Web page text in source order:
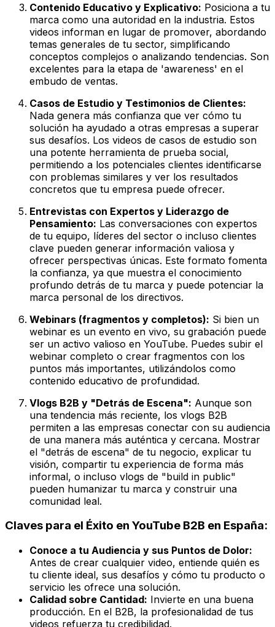
Contenido Educativo y Explicativo: Posiciona a tu
marca como una autoridad en la industria. Estos
videos informan en lugar de promover, abordando
temas generales de tu sector, simplificando
conceptos complejos o analizando tendencias. Son
excelentes para la etapa de 'awareness' en el
embudo de ventas.
Casos de Estudio y Testimonios de Clientes:
Nada genera más confianza que ver cómo tu
solución ha ayudado a otras empresas a superar
sus desafíos. Los videos de casos de estudio son
una potente herramienta de prueba social,
permitiendo a los potenciales clientes identificarse
con problemas similares y ver los resultados
concretos que tu empresa puede ofrecer.
Entrevistas con Expertos y Liderazgo de
Pensamiento: Las conversaciones con expertos
de tu equipo, líderes del sector o incluso clientes
clave pueden generar información valiosa y
ofrecer perspectivas únicas. Este formato fomenta
la confianza, ya que muestra el conocimiento
profundo detrás de tu marca y puede potenciar la
marca personal de los directivos.
Webinars (fragmentos y completos): Si bien un
webinar es un evento en vivo, su grabación puede
ser un activo valioso en YouTube. Puedes subir el
webinar completo o crear fragmentos con los
puntos más importantes, utilizándolos como
contenido educativo de profundidad.
Vlogs B2B y "Detrás de Escena": Aunque son
una tendencia más reciente, los vlogs B2B
permiten a las empresas conectar con su audiencia
de una manera más auténtica y cercana. Mostrar
el "detrás de escena" de tu negocio, explicar tu
visión, compartir tu experiencia de forma más
informal, o incluso vlogs de "build in public"
pueden humanizar tu marca y construir una
comunidad leal.
Claves para el Éxito en YouTube B2B en España:
Conoce a tu Audiencia y sus Puntos de Dolor:
Antes de crear cualquier video, entiende quién es
tu cliente ideal, sus desafíos y cómo tu producto o
servicio les ofrece una solución.
Calidad sobre Cantidad: Invierte en una buena
producción. En el B2B, la profesionalidad de tus
videos refuerza tu credibilidad.